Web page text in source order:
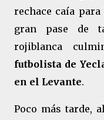
rechace caía para
gran pase de
rojiblanca
futbolista de
en el Levante.
Poco más tarde,